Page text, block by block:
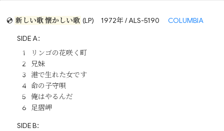
💿 新しい歌 懐かしい歌 (LP)1972年 / ALS-5190
COLUMBIA
SIDE A：
リンゴの花咲く町
兄妹
港で生れた女です
命の子守唄
俺はやるんだ
足摺岬
SIDE B：